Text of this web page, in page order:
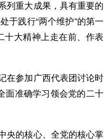
列重大成果，具有重要的
于践行“两个维护”的第一
十大精神上走在前、作表
在参加广西代表团讨论时
面准确学习领会党的二十
央的核心、全党的核心掌